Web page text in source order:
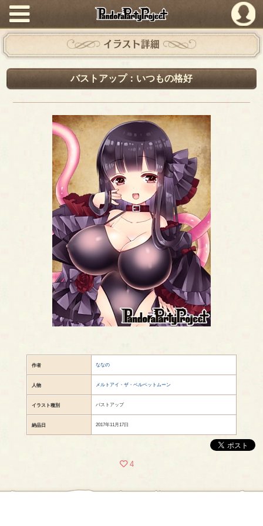
PandoraPartyProject
イラスト詳細
バストアップ：いつもの格好
作者 ななの
人物 メルトアイ・ザ・ベルベットムーン
イラスト種別 バストアップ
納品日 2017年11月17日
4